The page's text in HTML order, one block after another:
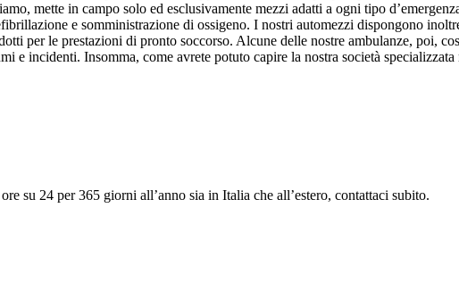
mette in campo solo ed esclusivamente mezzi adatti a ogni tipo
e somministrazione di ossigeno. I nostri automezzi dispongono
per le prestazioni di pronto soccorso. Alcune delle nostre ambulanze, poi,
e incidenti. Insomma, come avrete potuto capire la nostra società specializzata
su 24 per 365 giorni all’anno sia in Italia che all’estero, contattaci subito.